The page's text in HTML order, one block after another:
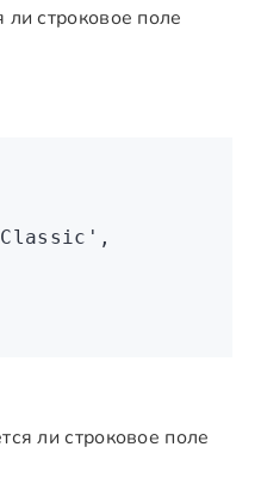
ли строковое поле
,
ли строковое поле